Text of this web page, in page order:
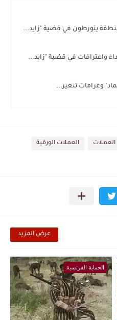
العملات العملات الورقية
عرض المزيد
الحماية الفرنسية